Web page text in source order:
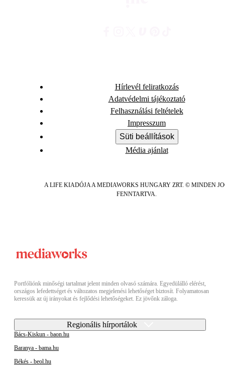
Hírlevél feliratkozás
Adatvédelmi tájékoztató
Felhasználási feltételek
Impresszum
Süti beállítások
Média ajánlat
A LIFE KIADÓJA A MEDIAWORKS HUNGARY ZRT. © MINDEN
FENNTARTVA.
Portfóliónk minőségi tartalmat jelent minden olvasó számára. Egyedülálló elérést,
országos lefedettséget és változatos megjelenési lehetőséget biztosít. Folyamatosan
keressük az új irányokat és fejlődési lehetőségeket. Ez jövőnk záloga.
Regionális hírportálok
Bács-Kiskun - baon.hu
Baranya - bama.hu
Békés - beol.hu